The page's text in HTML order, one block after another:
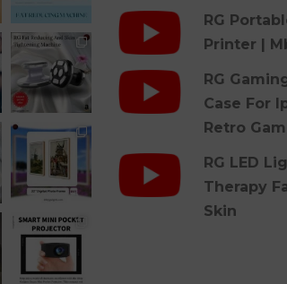
RG
Printer |
RG
Case For
Retro
RG LED
Therapy
Skin